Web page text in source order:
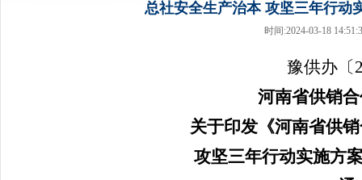
总社安全生产治本 攻坚三年行动
时间:2024-03-18
豫供办〔
河南省供销
关于印发《河南省供
攻坚三年行动实施方